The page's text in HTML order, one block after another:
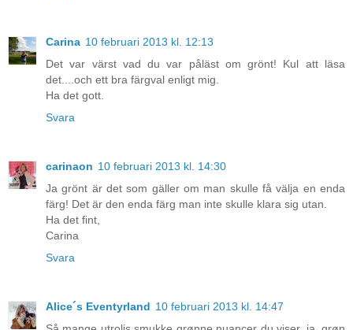
Carina 10 februari 2013 kl. 12:13
Det var värst vad du var påläst om grönt! Kul att läsa
det....och ett bra färgval enligt mig.
Ha det gott.
Svara
carinaon 10 februari 2013 kl. 14:30
Ja grönt är det som gäller om man skulle få välja en enda
färg! Det är den enda färg man inte skulle klara sig utan.
Ha det fint,
Carina
Svara
Alice´s Eventyrland 10 februari 2013 kl. 14:47